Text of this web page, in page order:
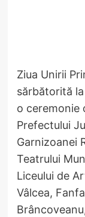
​Ziua Unirii
sărbătorită
o ceremonie
Prefectului
Garnizoanei
Teatrului
Liceului de
Vâlcea,